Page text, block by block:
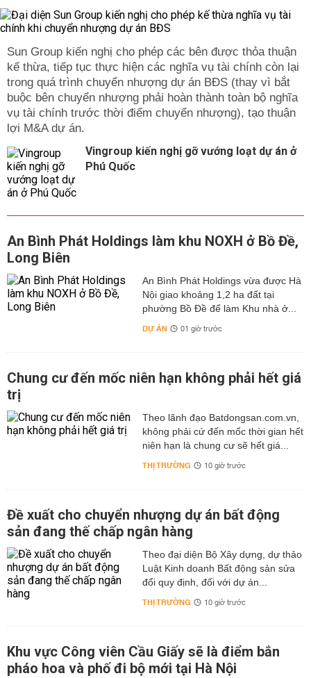
Sun Group kiến nghị cho phép các bên được thỏa thuận
kế thừa, tiếp tục thực hiện các nghĩa vụ tài chính còn lại
trong quá trình chuyển nhượng dự án BĐS (thay vì bắt
buộc bên chuyển nhượng phải hoàn thành toàn bộ nghĩa
vụ tài chính trước thời điểm chuyển nhượng), tạo thuận
lợi M&A dự án.
Vingroup kiến nghị gỡ vướng loạt dự án ở
Phú Quốc
An Bình Phát Holdings làm khu NOXH ở Bồ Đề,
Long Biên
An Bình Phát Holdings vừa được Hà
Nội giao khoảng 1,2 ha đất tại
phường Bồ Đề để làm Khu nhà ở...
DỰ ÁN 01 giờ trước
Chung cư đến mốc niên hạn không phải hết giá
trị
Theo lãnh đạo Batdongsan.com.vn,
không phải cứ đến mốc thời gian hết
niên hạn là chung cư sẽ hết giá...
THỊ TRƯỜNG 10 giờ trước
Đề xuất cho chuyển nhượng dự án bất động
sản đang thế chấp ngân hàng
Theo đại diện Bộ Xây dựng, dự thảo
Luật Kinh doanh Bất động sản sửa
đổi quy định, đối với dự án...
THỊ TRƯỜNG 10 giờ trước
Khu vực Công viên Cầu Giấy sẽ là điểm bắn
pháo hoa và phố đi bộ mới tại Hà Nội